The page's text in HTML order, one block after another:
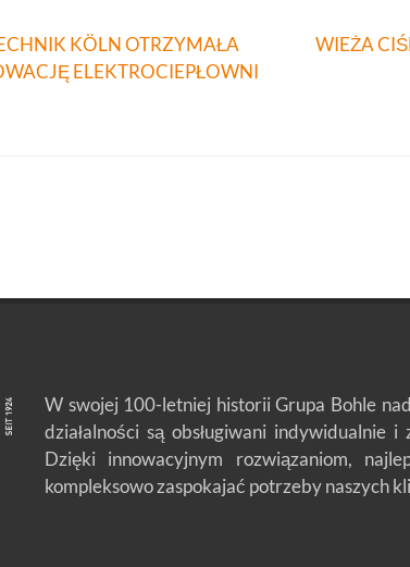
KÖLN OTRZYMAŁA
ELEKTROCIEPŁOWNI
WIEŻA
W swojej 100-letniej historii Grupa Bohle
działalności są obsługiwani
Dzięki innowacyjnym rozwiązaniom,
kompleksowo zaspokajać potrzeby naszych